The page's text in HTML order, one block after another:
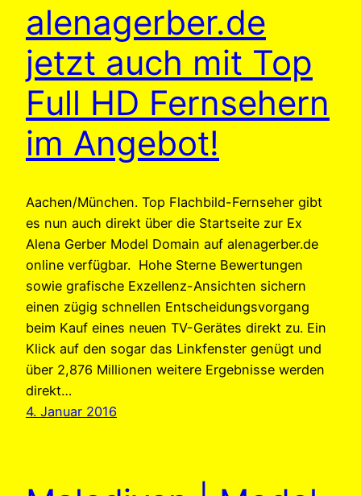
alenagerber.de
jetzt auch mit Top
Full HD Fernsehern
im Angebot!
Aachen/München. Top Flachbild-Fernseher gibt
es nun auch direkt über die Startseite zur Ex
Alena Gerber Model Domain auf alenagerber.de
online verfügbar. Hohe Sterne Bewertungen
sowie grafische Exzellenz-Ansichten sichern
einen zügig schnellen Entscheidungsvorgang
beim Kauf eines neuen TV-Gerätes direkt zu. Ein
Klick auf den sogar das Linkfenster genügt und
über 2,876 Millionen weitere Ergebnisse werden
direkt…
4. Januar 2016